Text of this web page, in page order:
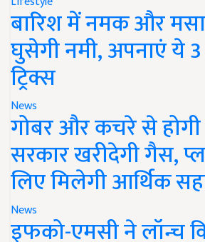
बारिश में नमक और
घुसेगी नमी, अपनाएं ये
ट्रिक्स
News
गोबर और कचरे से
सरकार खरीदेगी गैस,
लिए मिलेगी आर्थिक
News
इफको-एमसी ने लॉन्च